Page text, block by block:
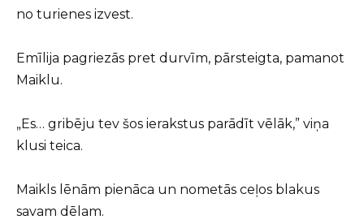
no turienes izvest.
Emīlija pagriezās pret durvīm, pārsteigta, pamanot
Maiklu.
„Es… gribēju tev šos ierakstus parādīt vēlāk,” viņa
klusi teica.
Maikls lēnām pienāca un nometās ceļos blakus
savam dēlam.